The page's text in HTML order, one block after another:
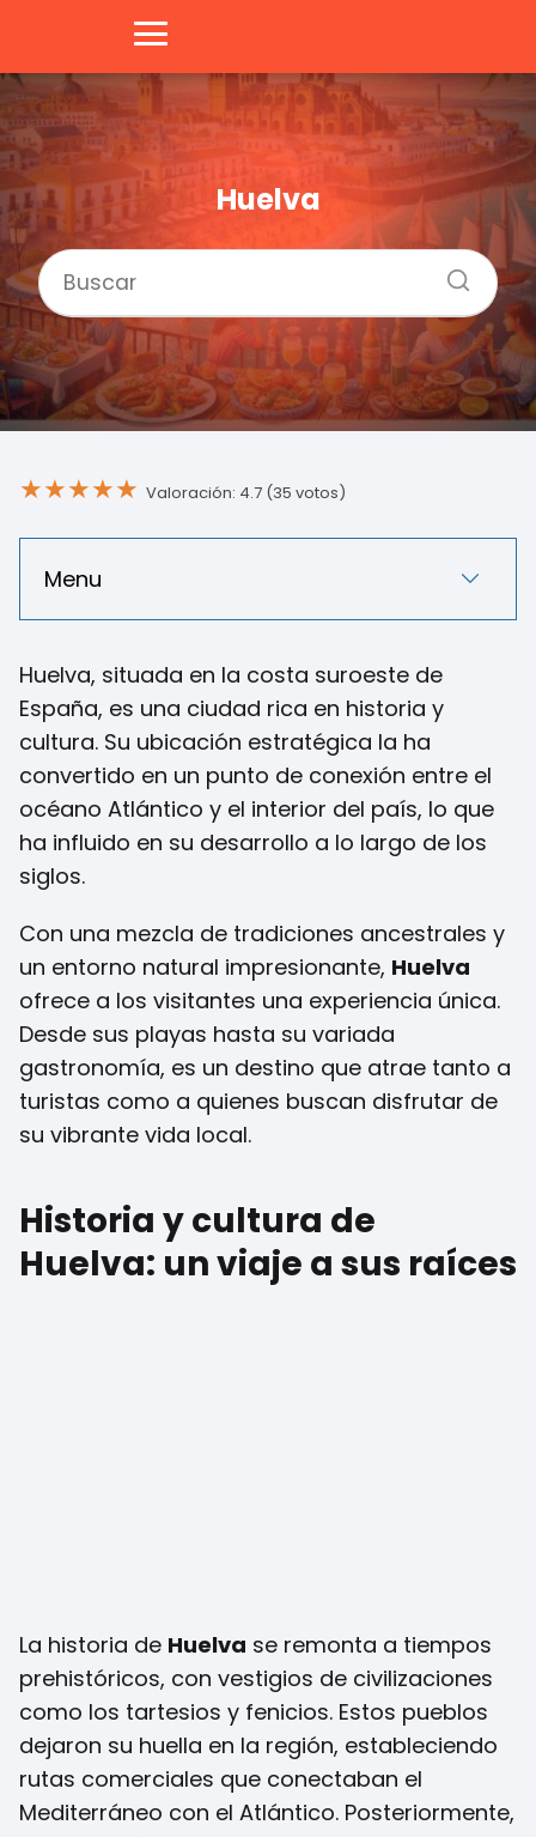
Huelva
★★★★★ Valoración: 4.7 (35 votos)
Menu
Huelva, situada en la costa suroeste de
España, es una ciudad rica en historia y
cultura. Su ubicación estratégica la ha
convertido en un punto de conexión entre el
océano Atlántico y el interior del país, lo que
ha influido en su desarrollo a lo largo de los
siglos.
Con una mezcla de tradiciones ancestrales y
un entorno natural impresionante, Huelva
ofrece a los visitantes una experiencia única.
Desde sus playas hasta su variada
gastronomía, es un destino que atrae tanto a
turistas como a quienes buscan disfrutar de
su vibrante vida local.
Historia y cultura de
Huelva: un viaje a sus raíces
La historia de Huelva se remonta a tiempos
prehistóricos, con vestigios de civilizaciones
como los tartesios y fenicios. Estos pueblos
dejaron su huella en la región, estableciendo
rutas comerciales que conectaban el
Mediterráneo con el Atlántico. Posteriormente,